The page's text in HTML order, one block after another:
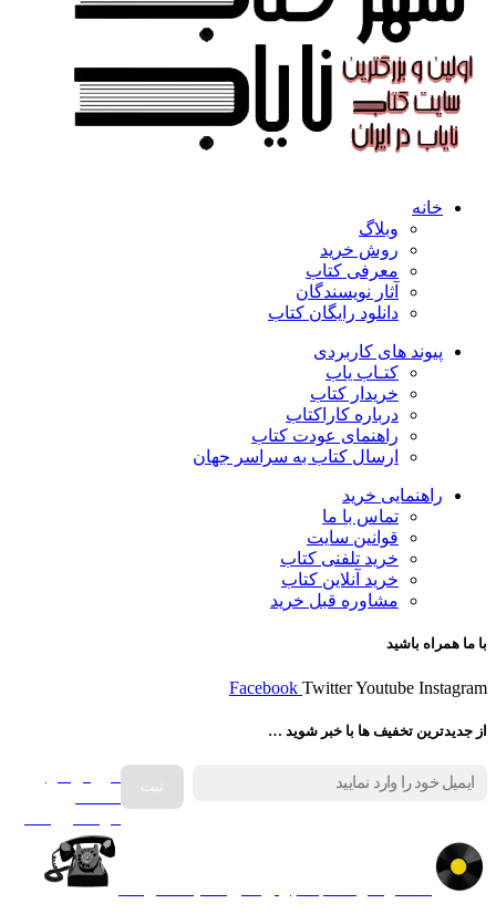
خانه
وبلاگ
روش خرید
معرفی کتاب
آثار نویسندگان
دانلود رایگان کتاب
پیوند های کاربردی
کتـاب یاب
خریدار کتاب
درباره کاراکتاب
راهنمای عودت کتاب
ارسال کتاب به سراسر جهان
راهنمایی خرید
تماس با ما
قوانین سایت
خرید تلفنی کتاب
خرید آنلاین کتاب
مشاوره قبل خرید
با ما همراه باشید
Facebook TwitterYoutube Instagram
از جدیدترین تخفیف ها با خبر شوید …
فروش انواع